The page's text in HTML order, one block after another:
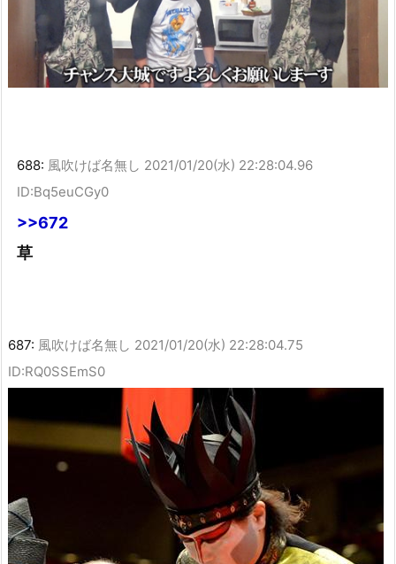
688: 風吹けば名無し 2021/01/20(水) 22:28:04.96
ID:Bq5euCGy0
>>672
草
687: 風吹けば名無し 2021/01/20(水) 22:28:04.75
ID:RQ0SSEmS0